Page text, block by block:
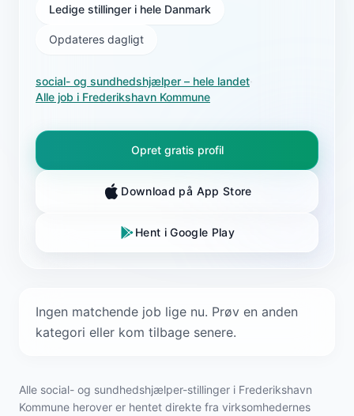
Ledige stillinger i hele Danmark
Opdateres dagligt
social- og sundhedshjælper – hele landet·
Alle job i Frederikshavn Kommune
Opret gratis profil
Download på App Store
Hent i Google Play
Ingen matchende job lige nu. Prøv en anden
kategori eller kom tilbage senere.
Alle social- og sundhedshjælper-stillinger i Frederikshavn
Kommune herover er hentet direkte fra virksomhedernes